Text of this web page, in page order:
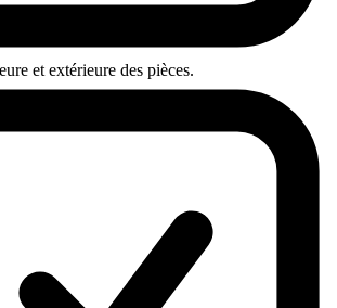
et extérieure des pièces.